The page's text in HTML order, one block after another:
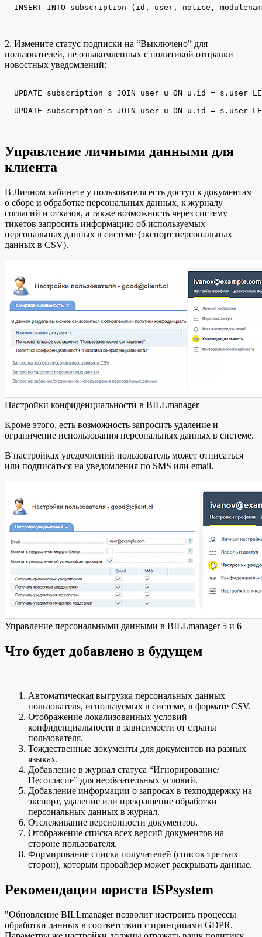
INSERT INTO subscription (id, user, notice,
2. Измените статус подписки на “Выключено” для
пользователей, не ознакомленных с политикой отправки
новостных уведомлений:
UPDATE subscription s JOIN user u ON u.id = s.user
UPDATE subscription s JOIN user u ON u.id = s.user
Управление личными данными для
клиента
В Личном кабинете у пользователя есть доступ к документам
о сборе и обработке персональных данных, к журналу
согласий и отказов, а также возможность через систему
тикетов запросить информацию об используемых
персональных данных в системе (экспорт персональных
данных в CSV).
Настройки конфиденциальности в BILLmanager
Кроме этого, есть возможность запросить удаление и
ограничение использования персональных данных в системе.
В настройках уведомлений пользователь может отписаться
или подписаться на уведомления по SMS или email.
Управление персональными данными в BILLmanager 5 и 6
Что будет добавлено в будущем
Автоматическая выгрузка персональных данных
пользователя, используемых в системе, в формате CSV.
Отображение локализованных условий
конфиденциальности в зависимости от страны
пользователя.
Тождественные документы для документов на разных
языках.
Добавление в журнал статуса “Игнорирование/
Несогласие” для необязательных условий.
Добавление информации о запросах в техподдержку на
экспорт, удаление или прекращение обработки
персональных данных в журнал.
Отслеживание версионности документов.
Отображение списка всех версий документов на
стороне пользователя.
Формирование списка получателей (список третьих
сторон), которым провайдер может раскрывать данные.
Рекомендации юриста ISPsystem
"Обновление BILLmanager позволит настроить процессы
обработки данных в соответствии с принципами GDPR.